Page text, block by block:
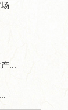
...
...